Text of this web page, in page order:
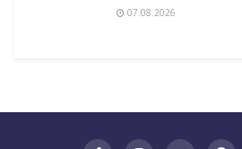
07.08.2026